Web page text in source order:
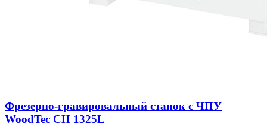
Фрезерно-гравировальный станок с ЧПУ
WoodTec CH 1325L